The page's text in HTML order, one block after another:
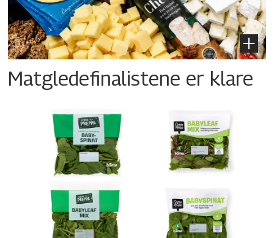
Matgledefinalistene er klare